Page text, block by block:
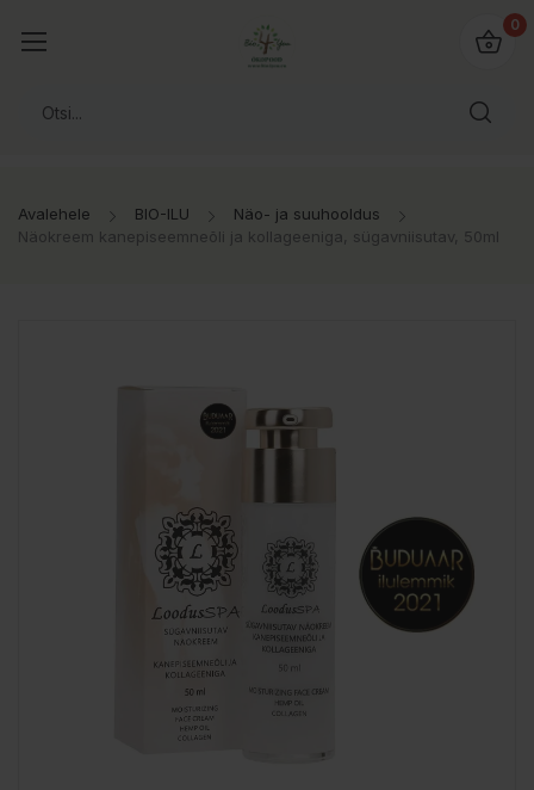
0
Avalehele BIO-ILU
Näo- ja suuhooldus
Näokreem kanepiseemneõli ja kollageeniga, sügavniisutav, 50ml